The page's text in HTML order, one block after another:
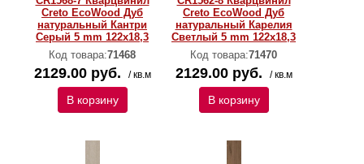
Creto EcoWood Дуб
натуральный Кантри
Серый 5 mm 122х18,3
Код товара:71468
2129.00 руб. / кв.м
В корзину
Creto EcoWood Дуб
натуральный Карелия
Светлый 5 mm 122х18,3
Код товара:71470
2129.00 руб. / кв.м
В корзину